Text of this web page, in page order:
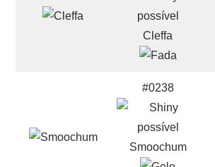
Cleffa
#0238
Smoochum